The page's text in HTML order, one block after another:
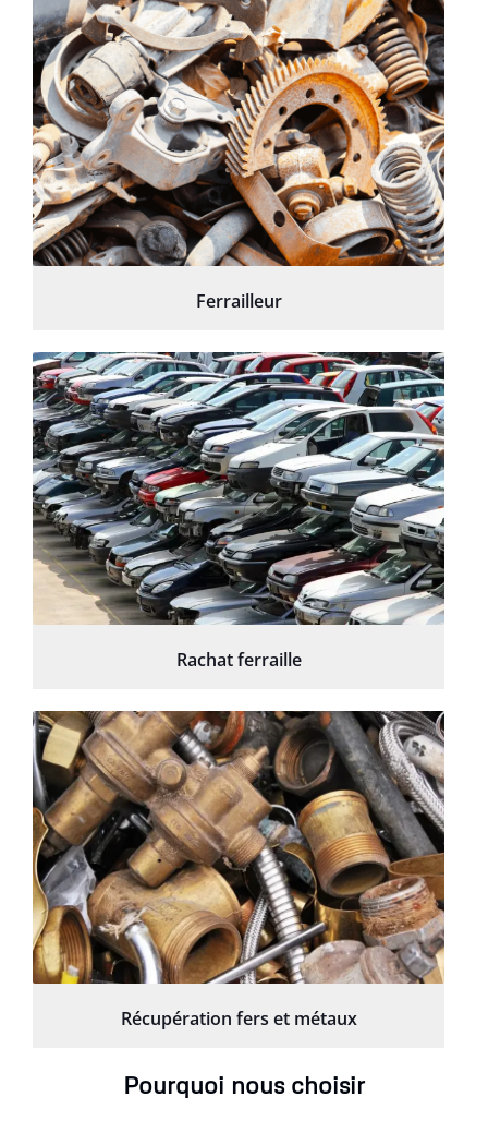
Ferrailleur
Rachat ferraille
Récupération fers et métaux
Pourquoi nous choisir